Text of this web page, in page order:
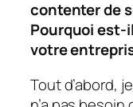
contenter de
Pourquoi est-
votre
Tout d’abord,